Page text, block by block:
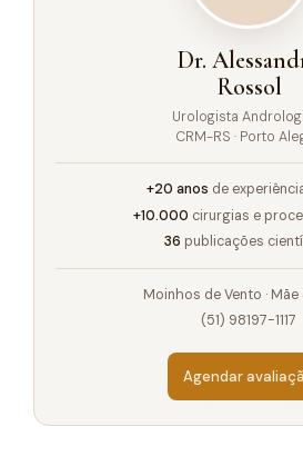
Dr.
Rossol
Urologista
CRM-RS · Porto
+20 anos de
+10.000 cirurgias e
36 publicações
Moinhos de Vento · Mãe
(51) 98197-1117
Agendar